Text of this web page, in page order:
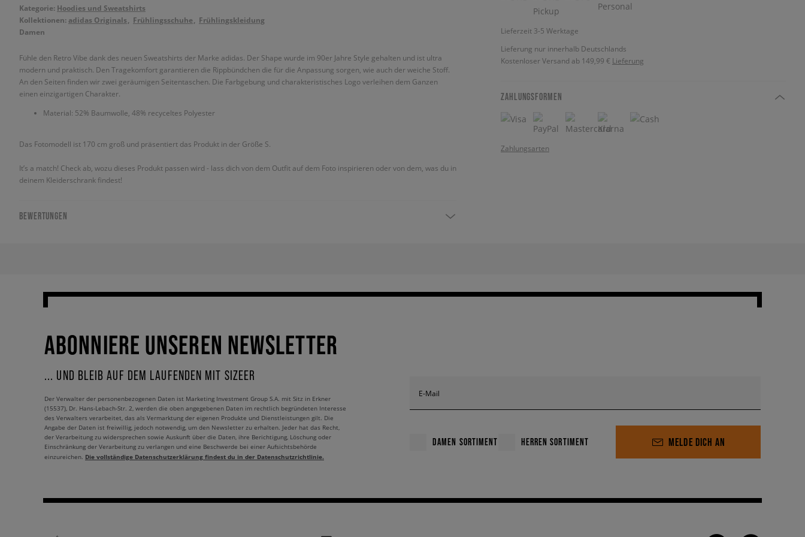
Kategorie: Hoodies und Sweatshirts
Kollektionen: adidas Originals Frühlingsschuhe
Frühlingskleidung
Damen
Fühle den Retro Vibe dank des neuen Sweatshirts der Marke adidas. Der Shape wurde im 90er Jahre Style gehalten und ist ultra
modern und praktisch. Den Tragekomfort garantieren die Rippbündchen die für die Anpassung sorgen, wie auch der weiche Stoff.
An den Seiten finden wir zwei geräumigen Seitentaschen. Die Farbgebung und charakteristisches Logo verleihen dem Ganzen
einen einzigartigen Charakter.
Material: 52% Baumwolle, 48% recyceltes Polyester
Das Fotomodell ist 170 cm groß und präsentiert das Produkt in der Größe S.
It’s a match! Check ab, wozu dieses Produkt passen wird - lass dich von dem Outfit auf dem Foto inspirieren oder von dem, was du in
deinem Kleiderschrank findest!
BEWERTUNGEN
Lieferzeit 3-5 Werktage
Lieferung nur innerhalb Deutschlands
Kostenloser Versand ab 149,99 € Lieferung
ZAHLUNGSFORMEN
Zahlungsarten
ABONNIERE UNSEREN NEWSLETTER
... UND BLEIB AUF DEM LAUFENDEN MIT SIZEER
E-Mail
DAMEN SORTIMENT HERREN SORTIMENT MELDE DICH AN
Der Verwalter der personenbezogenen Daten ist Marketing Investment Group S.A. mit Sitz in Erkner
(15537), Dr. Hans-Lebach-Str. 2, werden die oben angegebenen Daten im rechtlich begründeten Interesse
des Verwalters verarbeitet, das als Vermarktung der eigenen Produkte und Dienstleistungen gilt. Die
Angabe der Daten ist freiwillig, jedoch notwendig, um den Newsletter zu erhalten. Jeder hat das Recht,
der Verarbeitung zu widersprechen sowie Auskunft über die Daten, ihre Berichtigung, Löschung oder
Einschränkung der Verarbeitung zu verlangen und eine Beschwerde bei einer Aufsichtsbehörde
einzureichen. Die vollständige Datenschutzerklärung findest du in der Datenschutzrichtlinie.